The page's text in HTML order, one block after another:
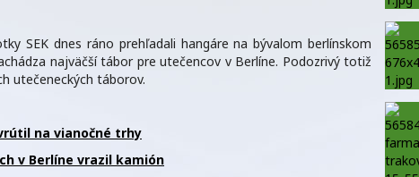
SEK dnes ráno prehľadali hangáre na bývalom berlínskom
najväčší tábor pre utečencov v Berlíne. Podozrivý totiž
utečeneckých táborov.
na vianočné trhy
v Berlíne vrazil kamión